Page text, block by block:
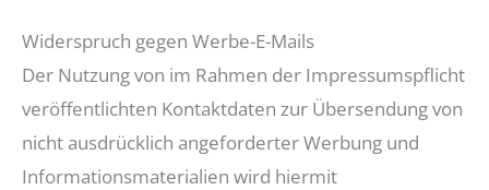
Widerspruch gegen Werbe-E-Mails
Der Nutzung von im Rahmen der Impressumspflicht
veröffentlichten Kontaktdaten zur Übersendung von
nicht ausdrücklich angeforderter Werbung und
Informationsmaterialien wird hiermit